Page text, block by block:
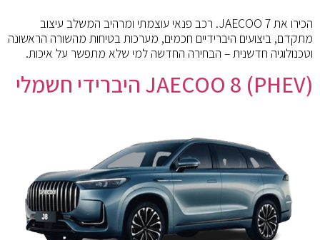
הכירו את JAECOO 7. רכב פנאי עוצמתי ומרהיב המשלב עיצוב
מתקדם, ביצועים היברידיים חכמים, מערכות בטיחות מהשורה הראשונה
וטכנולוגיה חדשנית – הבחירה החדשה למי שלא מתפשר על איכות.
(PHEV) JAECOO 8 היברידי חשמלי